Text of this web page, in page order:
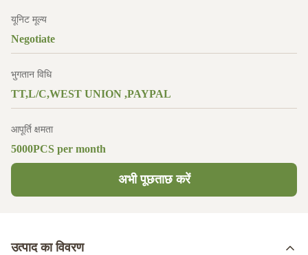
यूनिट मूल्य
Negotiate
भुगतान विधि
TT,L/C,WEST UNION ,PAYPAL
आपूर्ति क्षमता
5000PCS per month
अभी पूछताछ करें
उत्पाद का विवरण